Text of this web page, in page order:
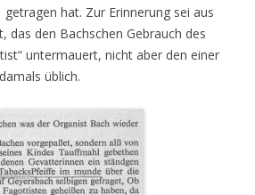
hat. Zur Erinnerung sei aus
das den Bachschen Gebrauch des
untermauert, nicht aber den einer
üblich.